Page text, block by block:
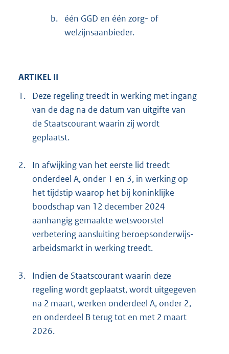
b.
één GGD en één zorg- of
welzijnsaanbieder.
ARTIKEL II
1.
Deze regeling treedt in werking met ingang
van de dag na de datum van uitgifte van
de Staatscourant waarin zij wordt
geplaatst.
2.
In afwijking van het eerste lid treedt
onderdeel A, onder 1 en 3, in werking op
het tijdstip waarop het bij koninklijke
boodschap van 12 december 2024
aanhangig gemaakte wetsvoorstel
verbetering aansluiting beroepsonderwijs-
arbeidsmarkt in werking treedt.
3.
Indien de Staatscourant waarin deze
regeling wordt geplaatst, wordt uitgegeven
na 2 maart, werken onderdeel A, onder 2,
en onderdeel B terug tot en met 2 maart
2026.